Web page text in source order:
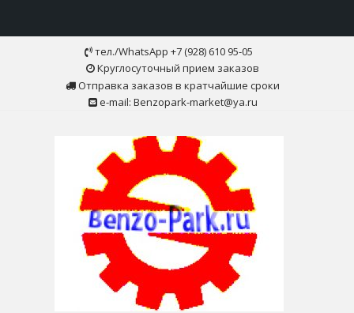
тел./WhatsApp +7 (928) 610 95-05
Круглосуточный прием заказов
Отправка заказов в кратчайшие сроки
e-mail: Benzopark-market@ya.ru